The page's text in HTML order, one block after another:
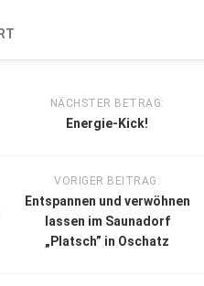
NÄCHSTER BETRAG:
Energie-Kick!
VORIGER BEITRAG:
Entspannen und verwöhnen
lassen im Saunadorf
„Platsch” in Oschatz